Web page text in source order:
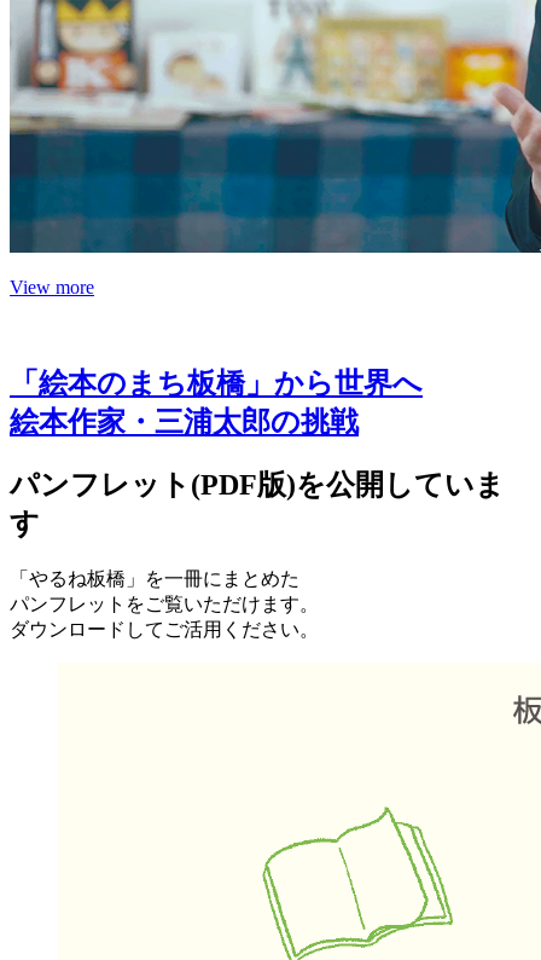
View more
「絵本のまち板橋」から世界へ
絵本作家・三浦太郎の挑戦
パンフレット(PDF版)を公開していま
す
「やるね板橋」を一冊にまとめた
パンフレットをご覧いただけます。
ダウンロードしてご活用ください。